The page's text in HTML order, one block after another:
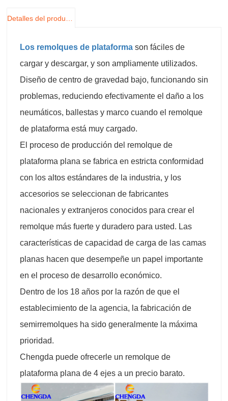
Los remolques de plataforma son fáciles de
cargar y descargar, y son ampliamente utilizados.
Diseño de centro de gravedad bajo, funcionando sin
problemas, reduciendo efectivamente el daño a los
neumáticos, ballestas y marco cuando el remolque
de plataforma está muy cargado.
El proceso de producción del remolque de
plataforma plana se fabrica en estricta conformidad
con los altos estándares de la industria, y los
accesorios se seleccionan de fabricantes
nacionales y extranjeros conocidos para crear el
remolque más fuerte y duradero para usted. Las
características de capacidad de carga de las camas
planas hacen que desempeñe un papel importante
en el proceso de desarrollo económico.
Dentro de los 18 años por la razón de que el
establecimiento de la agencia, la fabricación de
semirremolques ha sido generalmente la máxima
prioridad.
Chengda puede ofrecerle un remolque de
plataforma plana de 4 ejes a un precio barato.